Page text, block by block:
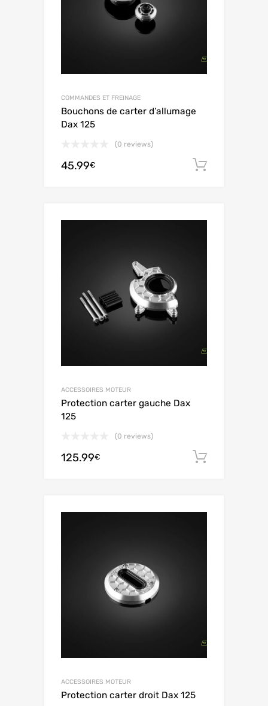
COMMANDES ET FREINAGE
Bouchons de carter d’allumage
Dax 125
(0 reviews)
45.99€
ACCESSOIRES MOTEUR
Protection carter gauche Dax
125
(0 reviews)
125.99€
ACCESSOIRES MOTEUR
Protection carter droit Dax 125